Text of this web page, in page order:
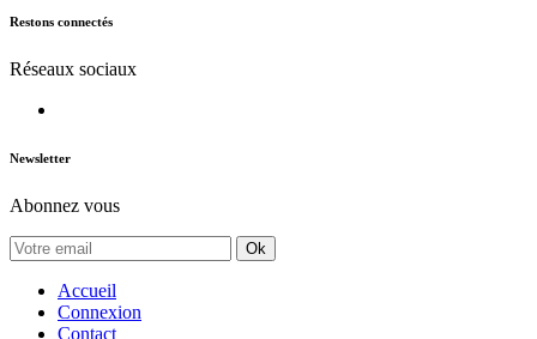
Restons connectés
Réseaux sociaux
Newsletter
Abonnez vous
Ok
Accueil
Connexion
Contact